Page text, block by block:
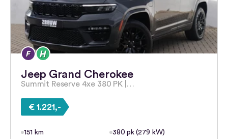
Jeep Grand Cherokee
Summit Reserve 4xe 380 PK |…
€ 1.221,-
151 km
380 pk (279 kW)